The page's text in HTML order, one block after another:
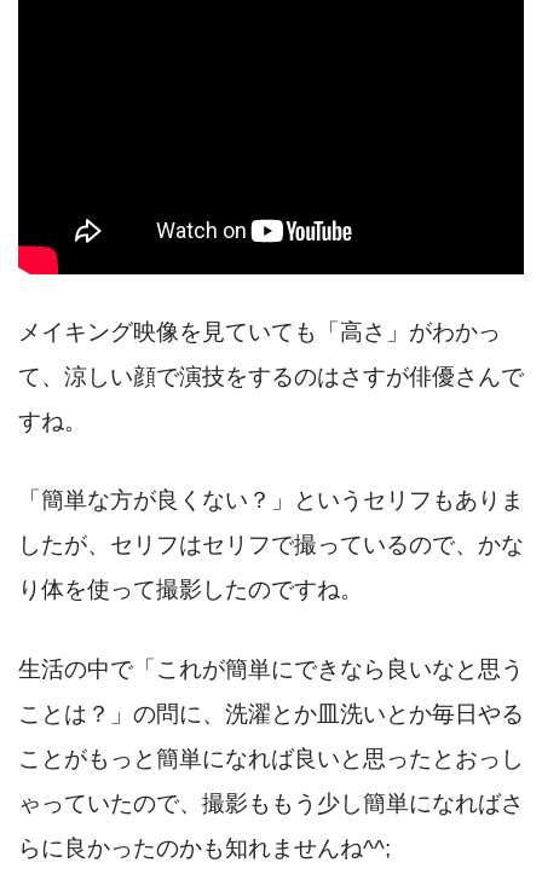
メイキング映像を見ていても「高さ」がわかっ
て、涼しい顔で演技をするのはさすが俳優さんで
すね。
「簡単な方が良くない？」というセリフもありま
したが、セリフはセリフで撮っているので、かな
り体を使って撮影したのですね。
生活の中で「これが簡単にできなら良いなと思う
ことは？」の問に、洗濯とか皿洗いとか毎日やる
ことがもっと簡単になれば良いと思ったとおっし
ゃっていたので、撮影ももう少し簡単になればさ
らに良かったのかも知れませんね^^;